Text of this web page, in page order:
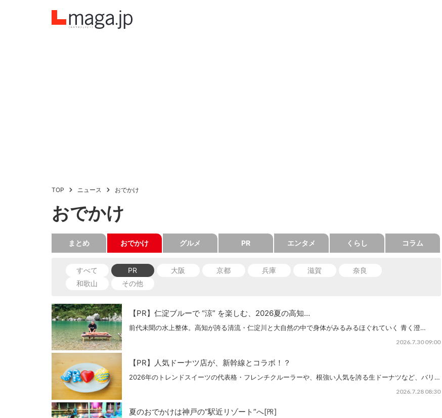
TOP ニュース おでかけ
おでかけ
まとめ おでかけ グルメ PR エンタメ くらし コラム
すべて PR 大阪 京都 兵庫 滋賀
奈良
和歌山
その他
【PR】仁淀ブルーで “涼” を楽しむ、2026夏の高知…
前代未聞の水上整体。高知が誇る清流・仁淀川と大自然の中で身体がみるみるほぐれていく 青く澄…
2026.7.30 09:00
【PR】人気ドーナツ店が、新幹線とコラボ！？
2026年のトレンドスイーツの代表格・フレンチクルーラーや、根強い人気を誇る生ドーナツなど、バリ…
2026.7.28 08:30
夏のおでかけは神戸の”駅近リゾート”へ[㏚]